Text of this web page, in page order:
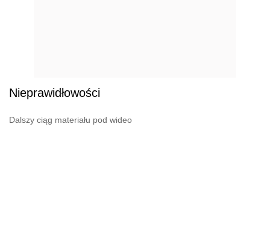
Nieprawidłowości
Dalszy ciąg materiału pod wideo